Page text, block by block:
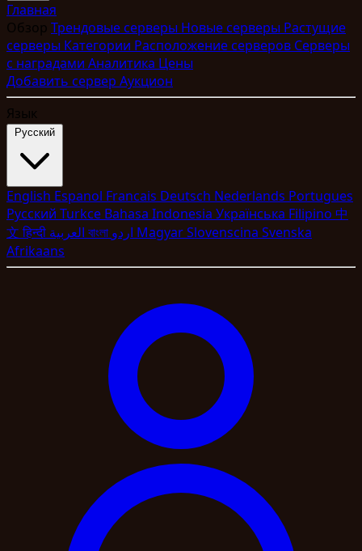
Главная
Обзор Трендовые серверы Новые серверы Растущие
серверы Категории Расположение серверов Серверы
с наградами Аналитика Цены
Добавить сервер Аукцион
Язык
Pyccкий
English Espanol Francais Deutsch Nederlands Portugues
Pyccкий Turkce Bahasa Indonesia Укpaїнcькa Filipino 中
文हिन्दी বাংলা MagyarSlovenscina Svenska
Afrikaans